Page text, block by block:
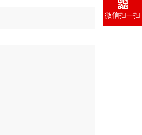
微信扫一扫